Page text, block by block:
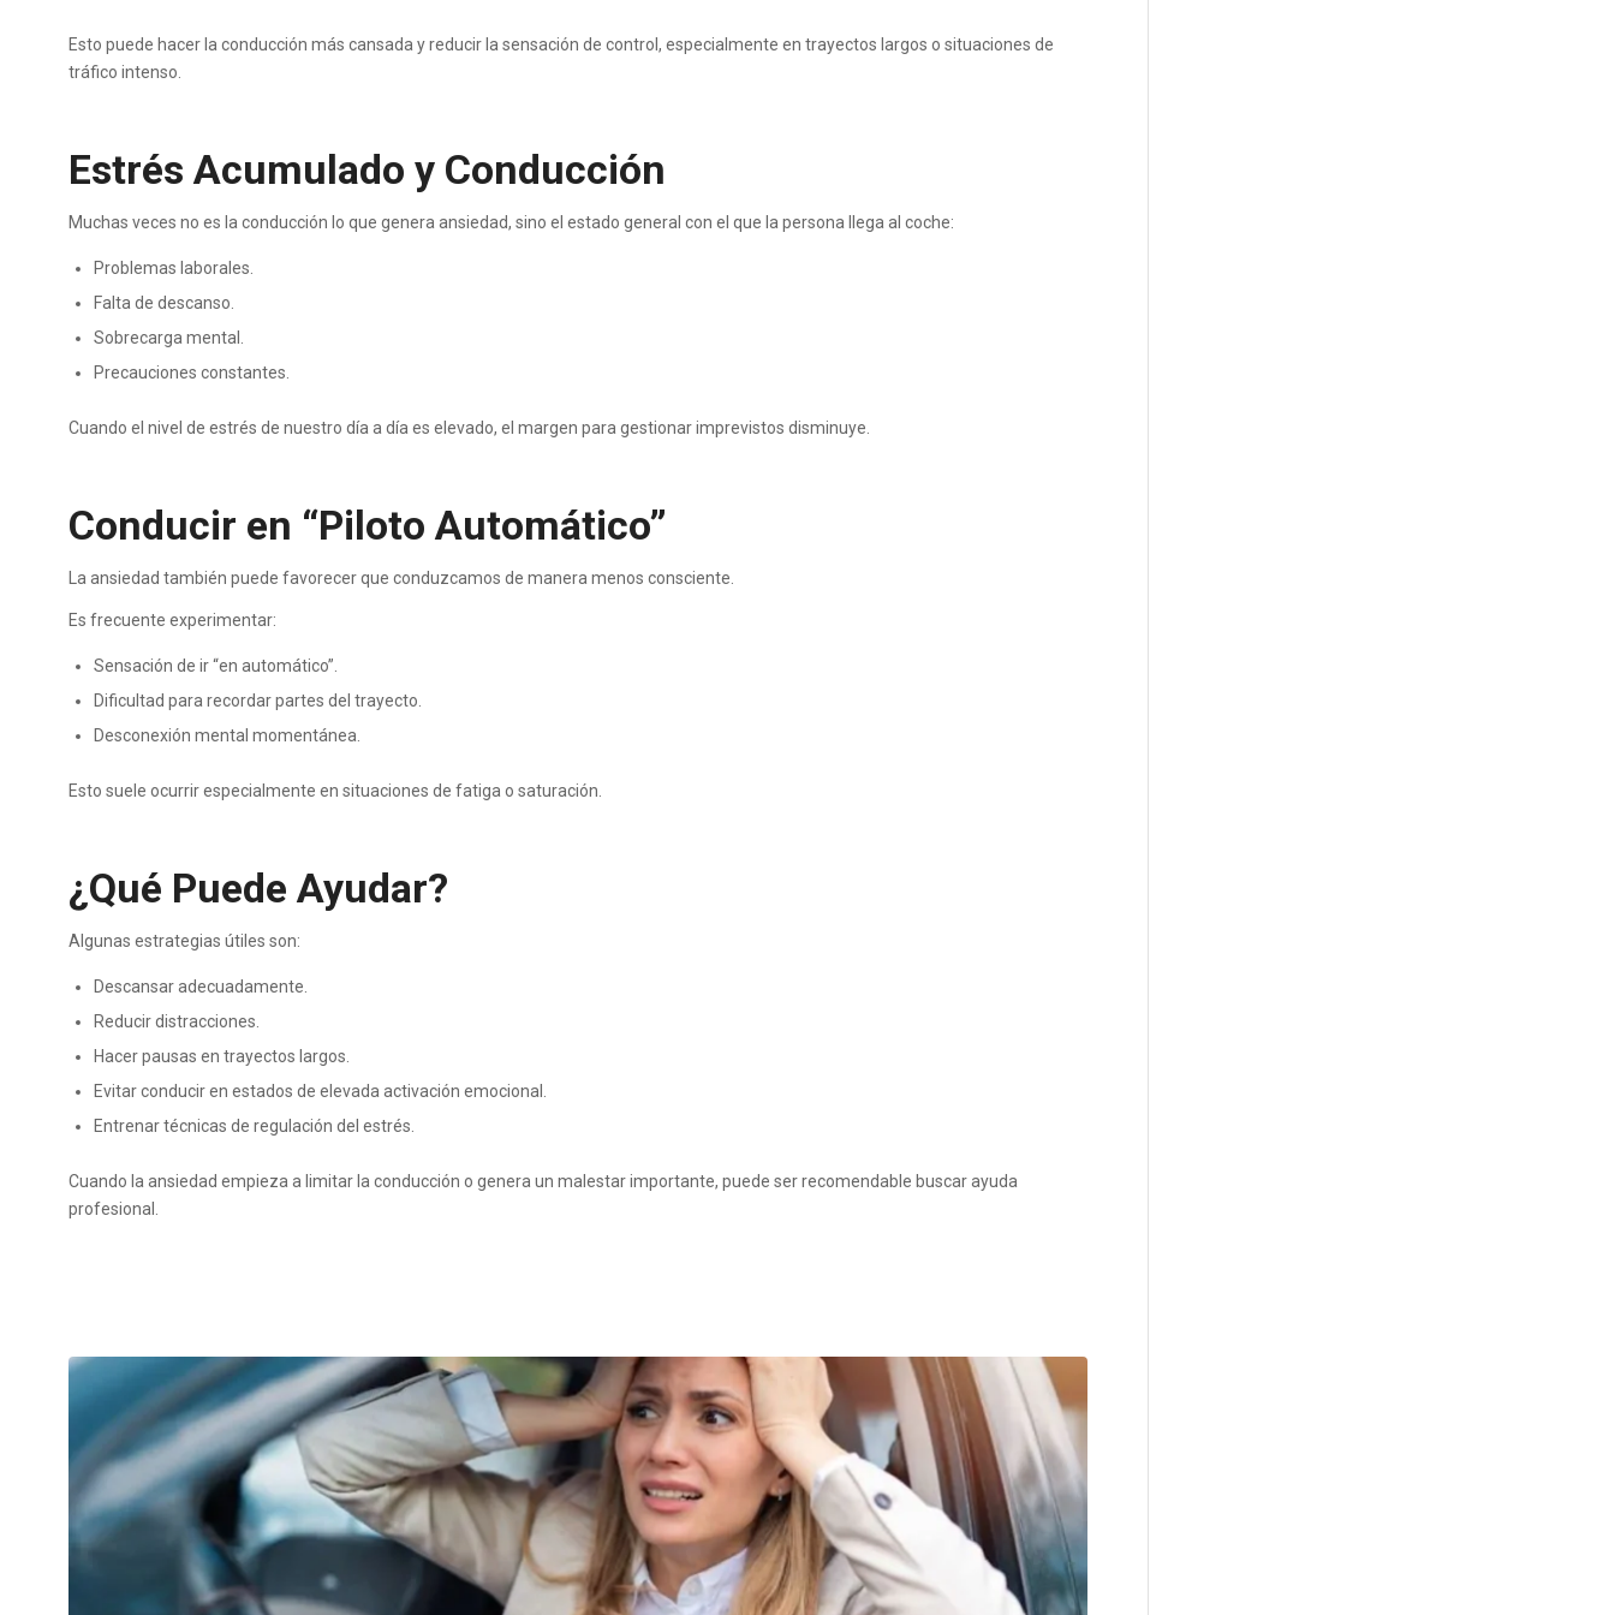
Esto puede hacer la conducción más cansada y reducir la sensación de control, especialmente en trayectos largos o situaciones de
tráfico intenso.
Estrés Acumulado y Conducción
Muchas veces no es la conducción lo que genera ansiedad, sino el estado general con el que la persona llega al coche:
Problemas laborales.
Falta de descanso.
Sobrecarga mental.
Precauciones constantes.
Cuando el nivel de estrés de nuestro día a día es elevado, el margen para gestionar imprevistos disminuye.
Conducir en “Piloto Automático”
La ansiedad también puede favorecer que conduzcamos de manera menos consciente.
Es frecuente experimentar:
Sensación de ir “en automático”.
Dificultad para recordar partes del trayecto.
Desconexión mental momentánea.
Esto suele ocurrir especialmente en situaciones de fatiga o saturación.
¿Qué Puede Ayudar?
Algunas estrategias útiles son:
Descansar adecuadamente.
Reducir distracciones.
Hacer pausas en trayectos largos.
Evitar conducir en estados de elevada activación emocional.
Entrenar técnicas de regulación del estrés.
Cuando la ansiedad empieza a limitar la conducción o genera un malestar importante, puede ser recomendable buscar ayuda
profesional.